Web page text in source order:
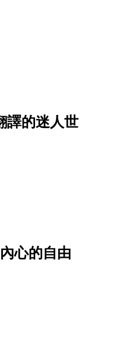
譯的迷人世
心的自由